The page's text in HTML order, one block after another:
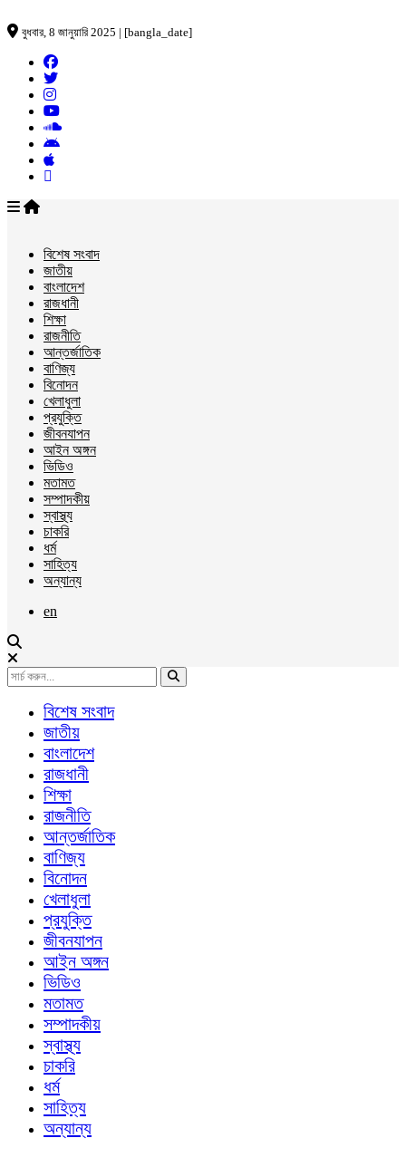
বুধবার, 8 জানুয়ারি 2025 | [bangla_date]
বিশেষ সংবাদ
জাতীয়
বাংলাদেশ
রাজধানী
শিক্ষা
রাজনীতি
আন্তর্জাতিক
বাণিজ্য
বিনোদন
খেলাধুলা
প্রযুক্তি
জীবনযাপন
আইন অঙ্গন
ভিডিও
মতামত
সম্পাদকীয়
স্বাস্থ্য
চাকরি
ধর্ম
সাহিত্য
অন্যান্য
en
বিশেষ সংবাদ
জাতীয়
বাংলাদেশ
রাজধানী
শিক্ষা
রাজনীতি
আন্তর্জাতিক
বাণিজ্য
বিনোদন
খেলাধুলা
প্রযুক্তি
জীবনযাপন
আইন অঙ্গন
ভিডিও
মতামত
সম্পাদকীয়
স্বাস্থ্য
চাকরি
ধর্ম
সাহিত্য
অন্যান্য